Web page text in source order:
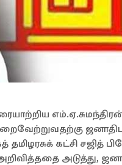
கட்சி சஜித்
அடுத்து,